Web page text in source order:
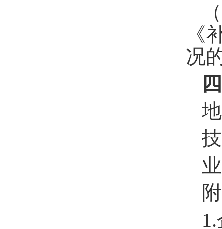
《
况